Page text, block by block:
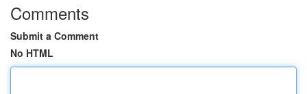
Comments
Submit a Comment
No HTML